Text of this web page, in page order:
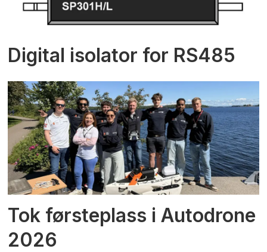
Digital isolator for RS485
Tok førsteplass i Autodrone
2026